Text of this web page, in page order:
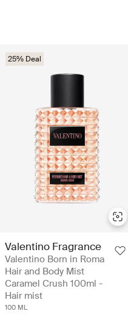
25% Deal
Valentino Fragrance
Valentino Born in Roma
Hair and Body Mist
Caramel Crush 100ml -
Hair mist
100 ML